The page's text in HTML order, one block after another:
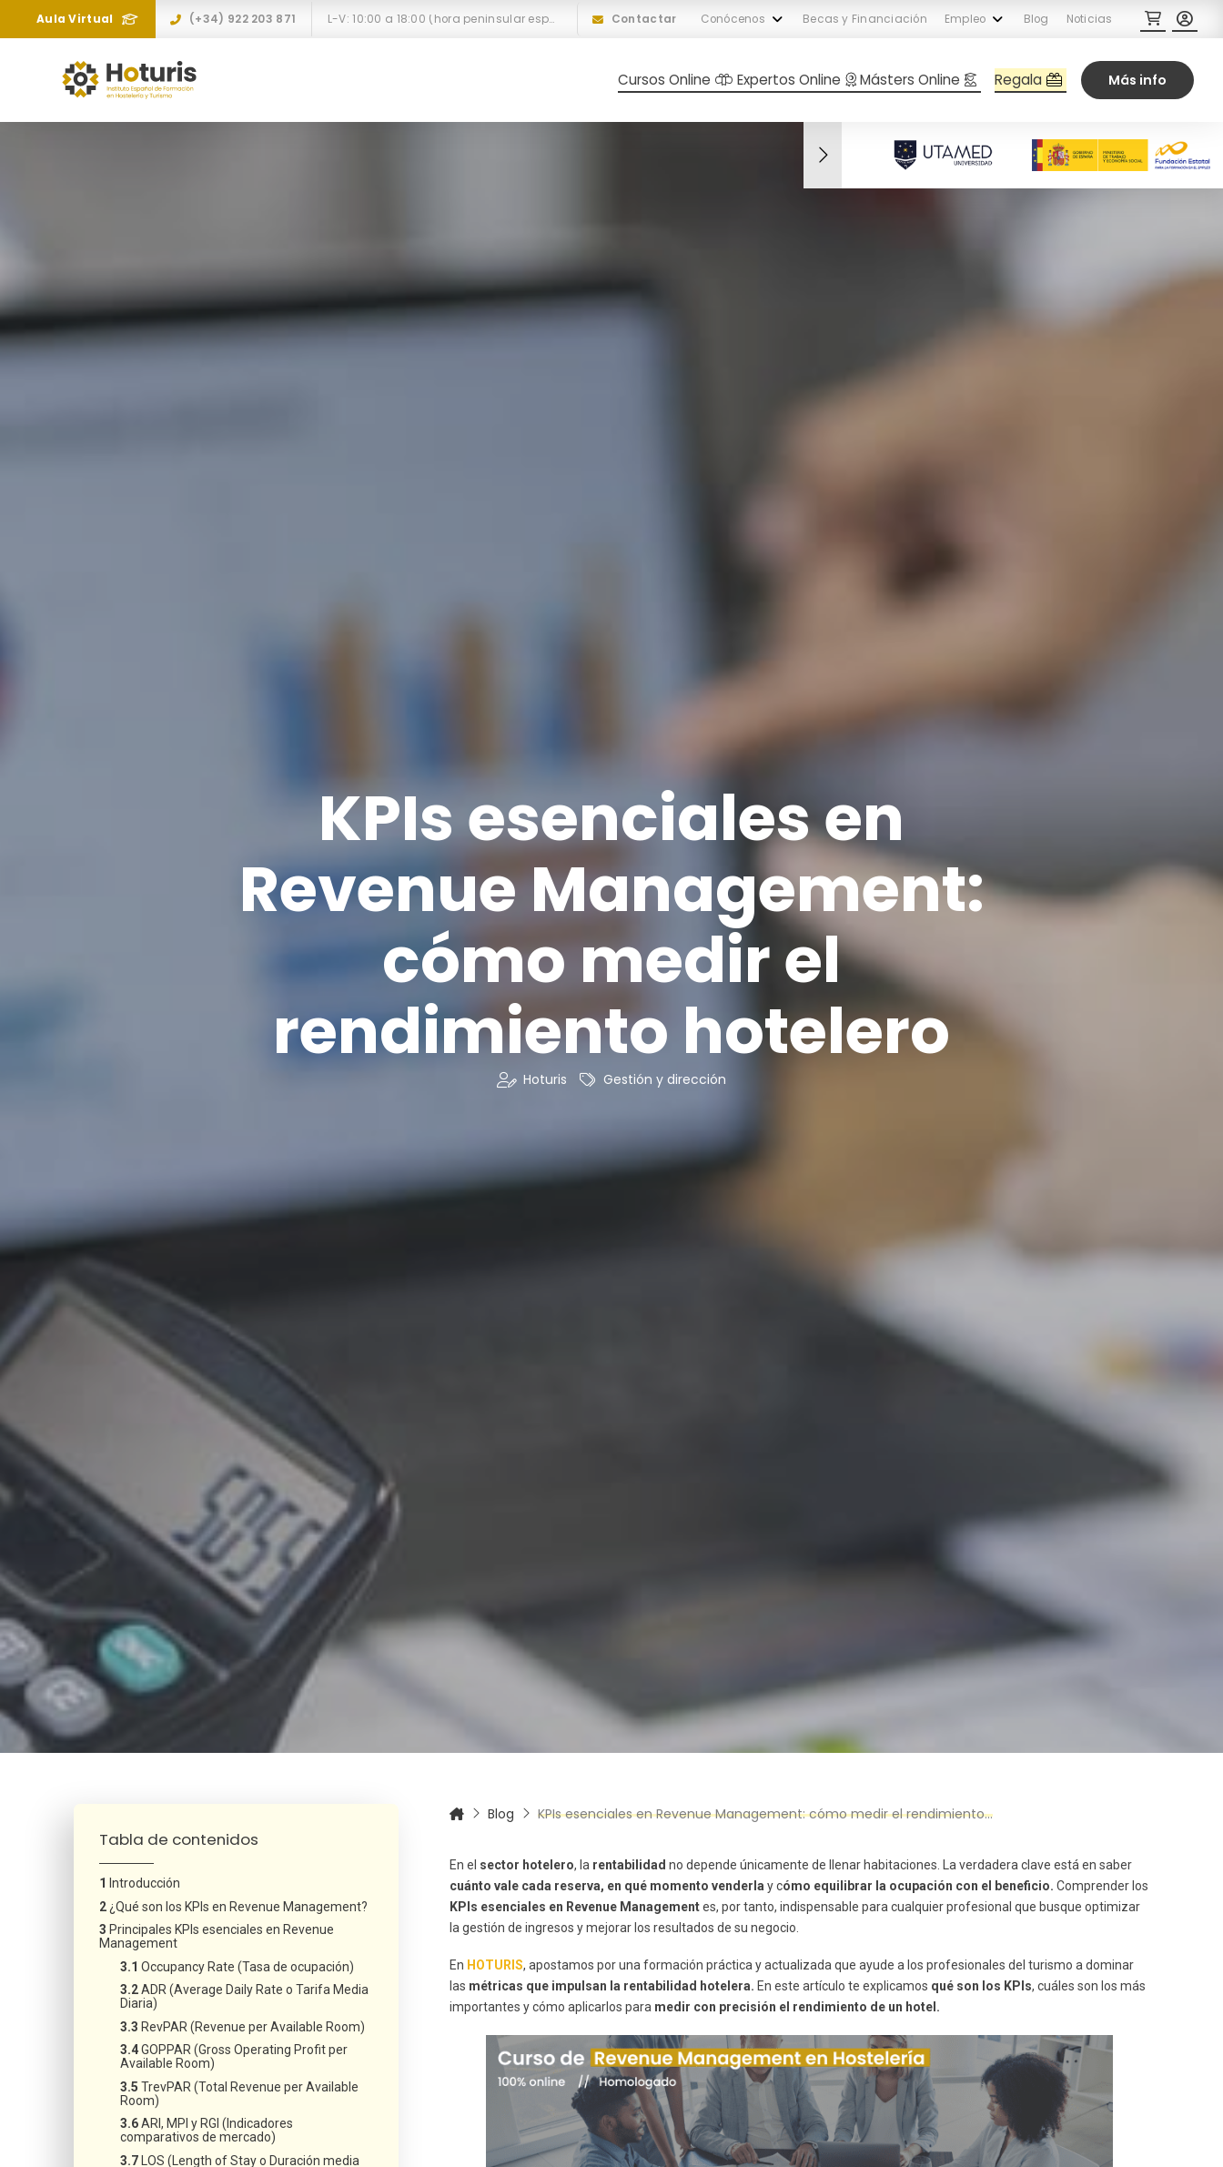
Aula Virtual (+34) 922 203 871 L-V: 10:00 a 18:00 (hora peninsular española) Contactar Conócenos Becas y Financiación Empleo Blog Noticias
Cursos Online Expertos Online Másters Online Regala Más info
KPIs esenciales en
Revenue Management:
cómo medir el
rendimiento hotelero
Hoturis Gestión y dirección
Tabla de contenidos
Introducción
¿Qué son los KPIs en Revenue Management?
Principales KPIs esenciales en Revenue
Management
Occupancy Rate (Tasa de ocupación)
ADR (Average Daily Rate o Tarifa Media
Diaria)
RevPAR (Revenue per Available Room)
GOPPAR (Gross Operating Profit per
Available Room)
TrevPAR (Total Revenue per Available
Room)
ARI, MPI y RGI (Indicadores
comparativos de mercado)
LOS (Length of Stay o Duración media
Blog KPIs esenciales en Revenue Management: cómo medir el rendimiento hotelero
En el sector hotelero, la rentabilidad no depende únicamente de llenar habitaciones. La verdadera clave está en saber
cuánto vale cada reserva, en qué momento venderla y cómo equilibrar la ocupación con el beneficio. Comprender los
KPIs esenciales en Revenue Managementes, por tanto, indispensable para cualquier profesional que busque optimizar
la gestión de ingresos y mejorar los resultados de su negocio.
En HOTURIS, apostamos por una formación práctica y actualizada que ayude a los profesionales del turismo a dominar
las métricas que impulsan la rentabilidad hotelera. En este artículo te explicamos qué son los KPIs, cuáles son los más
importantes y cómo aplicarlos para medir con precisión el rendimiento de un hotel.